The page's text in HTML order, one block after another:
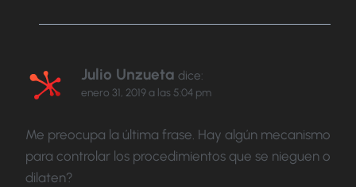
Julio Unzueta dice:
enero 31, 2019 a las 5:04 pm
Me preocupa la última frase. Hay algún mecanismo
para controlar los procedimientos que se nieguen o
dilaten?